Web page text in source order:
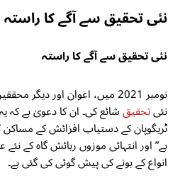
نئی تحقیق سے آگے کا راستہ
نئی تحقیق سے آگے کا راستہ
نومبر 2021 میں، اعوان اور دیگر
نئیتحقیقشائع کی۔ ان کا دعویٰ ہے کہ
ٹریگوپان کے دستیاب افزائش کے مساکن
ہے” اور انتہائی موزوں رہائش گاہ کے
انواع کے ہونے کی پیش گوئی کی گئی ہے۔